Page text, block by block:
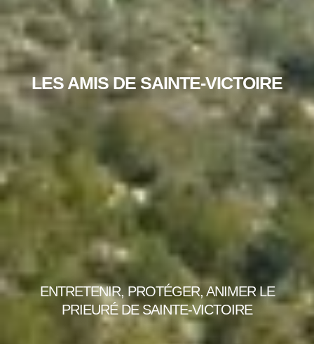
LES AMIS DE SAINTE-VICTOIRE
ENTRETENIR, PROTÉGER, ANIMER LE
PRIEURÉ DE SAINTE-VICTOIRE